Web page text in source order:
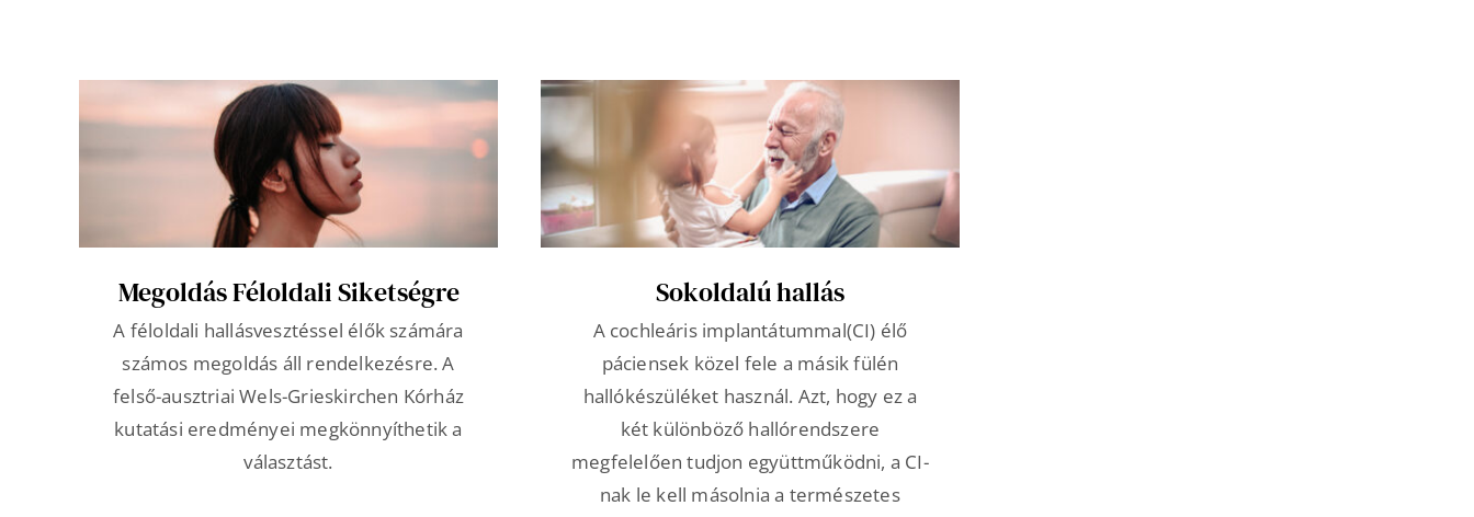
Megoldás Féloldali Siketségre
A féloldali hallásvesztéssel élők számára
számos megoldás áll rendelkezésre. A
felső-ausztriai Wels-Grieskirchen Kórház
kutatási eredményei megkönnyíthetik a
választást.
Sokoldalú hallás
A cochleáris implantátummal(CI) élő
páciensek közel fele a másik fülén
hallókészüléket használ. Azt, hogy ez a
két különböző hallórendszere
megfelelően tudjon együttműködni, a CI-
nak le kell másolnia a természetes